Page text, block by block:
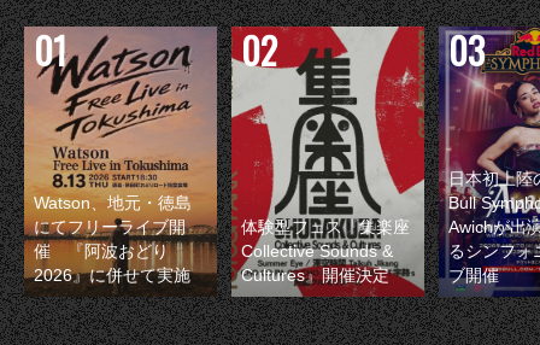
Watson、地元・徳島
にてフリーライブ開
催 『阿波おどり
2026』に併せて実施
体験型フェス『集楽座
Collective Sounds &
Cultures』開催決定
日本初上陸
Bull
Awichが出
るシンフォ
ブ開催